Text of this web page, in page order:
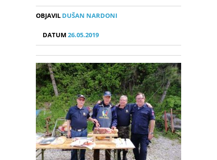
OBJAVIL DUŠAN NARDONI
DATUM26.05.2019